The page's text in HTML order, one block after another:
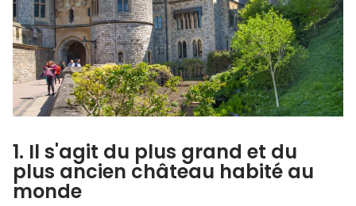
1. Il s'agit du plus grand et du
plus ancien château habité au
monde